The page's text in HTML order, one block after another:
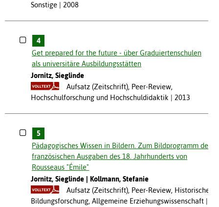
Sonstige
2008
4
Get prepared for the future - über Graduiertenschulen
als universitäre Ausbildungsstätten
Jornitz, Sieglinde
Aufsatz (Zeitschrift), Peer-Review,
Hochschulforschung und Hochschuldidaktik
2013
5
Pädagogisches Wissen in Bildern. Zum Bildprogramm der
französischen Ausgaben des 18. Jahrhunderts von
Rousseaus "Émile"
Jornitz, Sieglinde
Kollmann, Stefanie
Aufsatz (Zeitschrift), Peer-Review, Historische
Bildungsforschung, Allgemeine Erziehungswissenschaft